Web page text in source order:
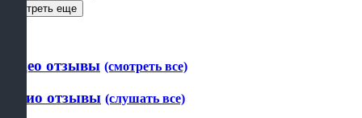
Смотреть еще
Видео отзывы (смотреть все)
Аудио отзывы (слушать все)